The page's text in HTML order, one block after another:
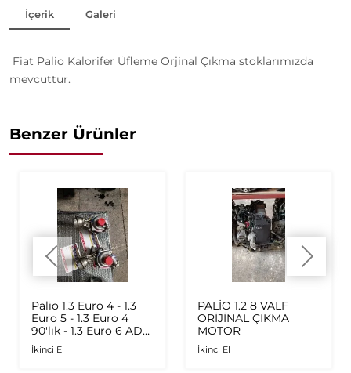
İçerik Galeri
Fiat Palio Kalorifer Üfleme Orjinal Çıkma stoklarımızda
mevcuttur.
Benzer Ürünler
Palio 1.3 Euro 4 - 1.3
Euro 5 - 1.3 Euro 4
90'lık - 1.3 Euro 6 AD
Plus 1.6 Multijet - 1.9
JTD Orijinal Turbo
İkinci El
PALİO 1.2 8 VALF
ORİJİNAL ÇIKMA
MOTOR
İkinci El